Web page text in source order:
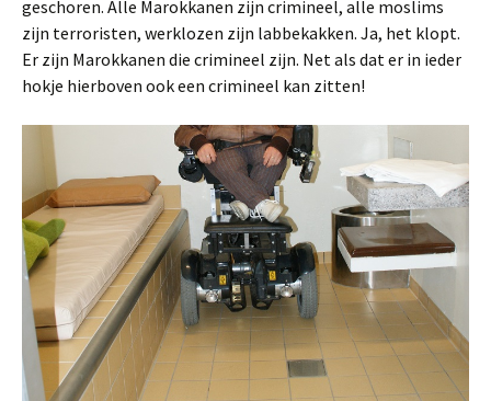
geschoren. Alle Marokkanen zijn crimineel, alle moslims
zijn terroristen, werklozen zijn labbekakken. Ja, het klopt.
Er zijn Marokkanen die crimineel zijn. Net als dat er in ieder
hokje hierboven ook een crimineel kan zitten!